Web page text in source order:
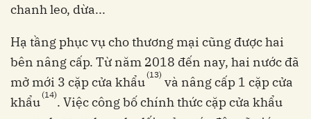
chanh leo, dừa...
Hạ tầng phục vụ cho thương mại cũng được hai
bên nâng cấp. Từ năm 2018 đến nay, hai nước đã
mở mới 3 cặp cửa khẩu(13) và nâng cấp 1 cặp cửa
khẩu(14). Việc công bố chính thức cặp cửa khẩu